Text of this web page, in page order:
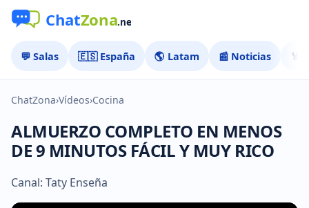
💬 Salas 🇪🇸 España 🌎 Latam 📰 Noticias 🏅
ChatZona›Vídeos›Cocina
ALMUERZO COMPLETO EN MENOS
DE 9 MINUTOS FÁCIL Y MUY RICO
Canal: Taty Enseña